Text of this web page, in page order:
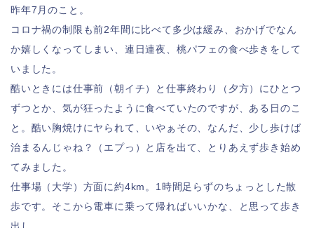
昨年7月のこと。
コロナ禍の制限も前2年間に比べて多少は緩み、おかげでなん
か嬉しくなってしまい、連日連夜、桃パフェの食べ歩きをして
いました。
酷いときには仕事前（朝イチ）と仕事終わり（夕方）にひとつ
ずつとか、気が狂ったように食べていたのですが、ある日のこ
と。酷い胸焼けにヤられて、いやぁその、なんだ、少し歩けば
治まるんじゃね？（エプっ）と店を出て、とりあえず歩き始め
てみました。
仕事場（大学）方面に約4km。1時間足らずのちょっとした散
歩です。そこから電車に乗って帰ればいいかな、と思って歩き
出し…